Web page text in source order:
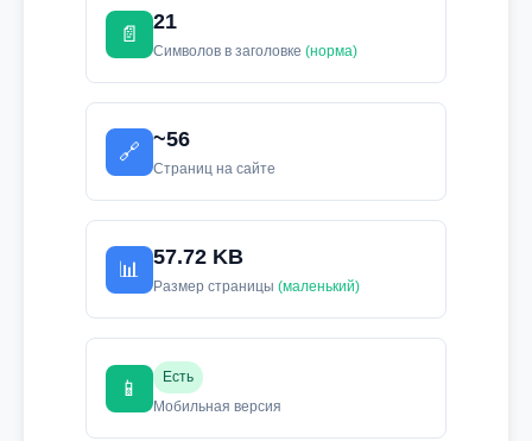
📄
21
Символов в заголовке (норма)
🔗
~56
Страниц на сайте
📊
57.72 KB
Размер страницы (маленький)
📱
Есть
Мобильная версия